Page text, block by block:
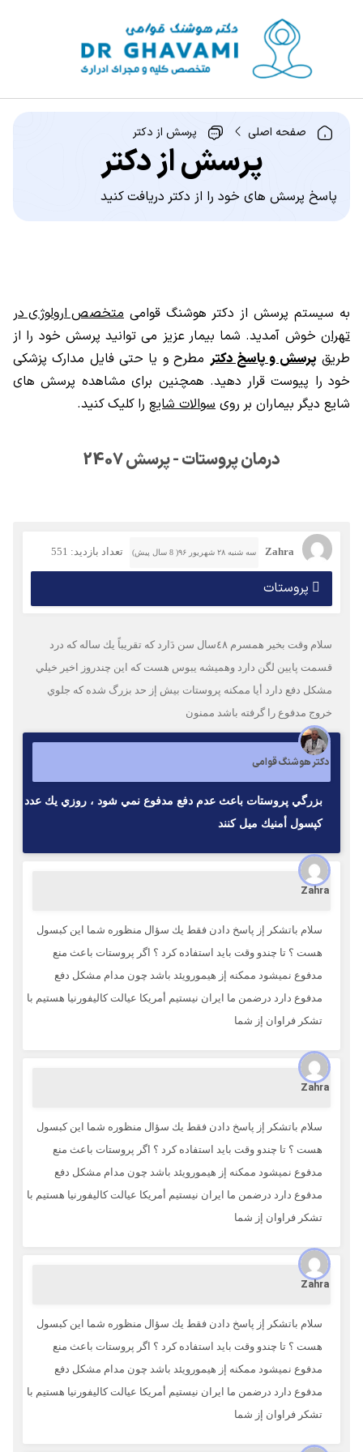
صفحه اصلی پرسش از دکتر
پرسش از دکتر
پاسخ پرسش های خود را از دکتر دریافت کنید
به سیستم پرسش از دکتر هوشنگ قوامی متخصص ارولوژی در
تهران خوش آمدید. شما بیمار عزیز می توانید پرسش خود را از
طریق پرسش و پاسخ دکتر مطرح و یا حتی فایل مدارک پزشکی
خود را پیوست قرار دهید. همچنین برای مشاهده پرسش های
شایع دیگر بیماران بر روی سوالات شایع را کلیک کنید.
درمان پروستات - پرسش 2407
Zahra سه شنبه ۲۸ شهریور ۹۶( 8 سال پیش) تعداد بازدید: 551
پروستات
سلام وقت بخير همسرم ٤٨سال سن دَارد كه تقريباً يك ساله كه درد
قسمت پايين لگن دارد وهميشه يبوس هست كه اين چندروز اخير خيلي
مشكل دفع دارد أيا ممكنه پروستات بيش إز حد بزرگ شده كه جلوي
خروج مدفوع را گرفته باشد ممنون
دکتر هوشنگ قوامی
بزرگي پروستات باعث عدم دفع مدفوع نمي شود ، روزي يك عدد
كپسول أمنيك ميل كنند
Zahra
سلام باتشكر إز پاسخ دادن فقط يك سؤال منظوره شما اين كبسول
هست ؟ تا چندو وقت بايد استفاده كرد ؟ اگر پروستات باعث منع
مدفوع نميشود ممكنه إز هيمورويئد باشد چون مدام مشكل دفع
مدفوع دارد درضمن ما ايران نيستيم أمريكا عيالت كاليفورنيا هستيم با
تشكر فراوان إز شما
Zahra
سلام باتشكر إز پاسخ دادن فقط يك سؤال منظوره شما اين كبسول
هست ؟ تا چندو وقت بايد استفاده كرد ؟ اگر پروستات باعث منع
مدفوع نميشود ممكنه إز هيمورويئد باشد چون مدام مشكل دفع
مدفوع دارد درضمن ما ايران نيستيم أمريكا عيالت كاليفورنيا هستيم با
تشكر فراوان إز شما
Zahra
سلام باتشكر إز پاسخ دادن فقط يك سؤال منظوره شما اين كبسول
هست ؟ تا چندو وقت بايد استفاده كرد ؟ اگر پروستات باعث منع
مدفوع نميشود ممكنه إز هيمورويئد باشد چون مدام مشكل دفع
مدفوع دارد درضمن ما ايران نيستيم أمريكا عيالت كاليفورنيا هستيم با
تشكر فراوان إز شما